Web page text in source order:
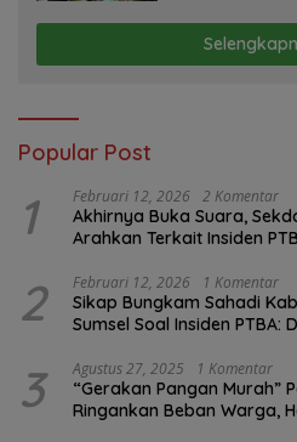
Popular Post
1 Februari 12, 2026 2 Komentar
Akhirnya Buka Suara,
Arahkan Terkait Insiden
2 Februari 12, 2026 1 Komentar
Sikap Bungkam Sahadi
Sumsel Soal Insiden PTBA:
3 Agustus 27, 2025 1 Komentar
“Gerakan Pangan Murah”
Ringankan Beban Warga,